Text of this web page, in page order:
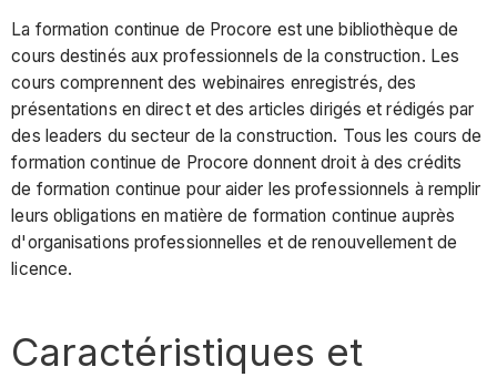
La formation continue de Procore est une bibliothèque de
cours destinés aux professionnels de la construction. Les
cours comprennent des webinaires enregistrés, des
présentations en direct et des articles dirigés et rédigés par
des leaders du secteur de la construction. Tous les cours de
formation continue de Procore donnent droit à des crédits
de formation continue pour aider les professionnels à remplir
leurs obligations en matière de formation continue auprès
d'organisations professionnelles et de renouvellement de
licence.
Caractéristiques et